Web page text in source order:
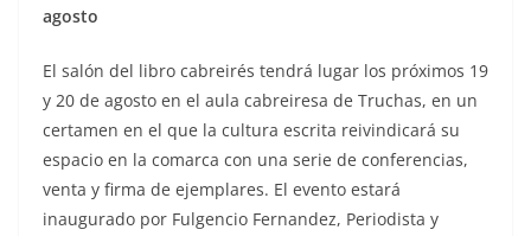
agosto
El salón del libro cabreirés tendrá lugar los próximos 19
y 20 de agosto en el aula cabreiresa de Truchas, en un
certamen en el que la cultura escrita reivindicará su
espacio en la comarca con una serie de conferencias,
venta y firma de ejemplares. El evento estará
inaugurado por Fulgencio Fernandez, Periodista y